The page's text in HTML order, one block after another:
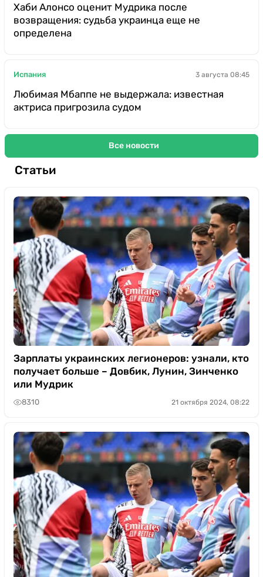
Хаби Алонсо оценит Мудрика после
возвращения: судьба украинца еще не
определена
Испания 3 августа 08:45
Любимая Мбаппе не выдержала: известная
актриса пригрозила судом
Все новости
Статьи
Зарплаты украинских легионеров: узнали, кто
получает больше – Довбик, Лунин, Зинченко
или Мудрик
8310 21 октября 2024, 08:22